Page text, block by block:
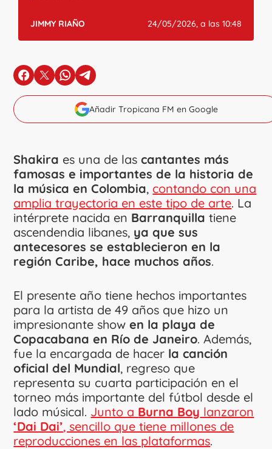
JIMMY RIAÑO 24/05/2026, a las 10:48
en Facebook
en Xen Whatsapp
en Telegram
Añadir Tropicana FM en Google
Shakira es una de lascantantes más
famosas e importantes de la historia de
la música en Colombia, contando con una
amplia trayectoria en este tipo de arte. La
intérprete nacida en Barranquillatiene
ascendendia libanes, ya que sus
antecesores se establecieron en la
región Caribe, hace muchos años.
El presente año tiene hechos importantes
para la artista de 49 años que hizo un
impresionante showen la playa de
Copacabana en Río de Janeiro. Además,
fue la encargada de hacer la canción
oficial del Mundial, regreso que
representa su cuarta participación en el
torneo más importante del fútbol desde el
lado músical. Junto a Burna Boy lanzaron
‘Dai Dai’, sencillo que tiene millones de
reproducciones en las plataformas.